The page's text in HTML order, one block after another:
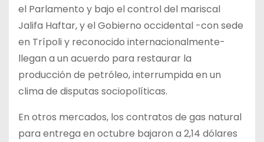
el Parlamento y bajo el control del mariscal
Jalifa Haftar, y el Gobierno occidental -con sede
en Trípoli y reconocido internacionalmente-
llegan a un acuerdo para restaurar la
producción de petróleo, interrumpida en un
clima de disputas sociopolíticas.
En otros mercados, los contratos de gas natural
para entrega en octubre bajaron a 2,14 dólares